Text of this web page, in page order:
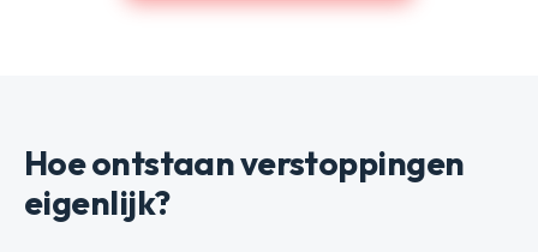
Hoe ontstaan verstoppingen
eigenlijk?